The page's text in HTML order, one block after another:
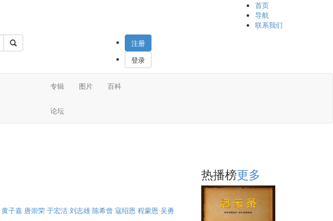
首页
导航
联系我们
注册
登录
专辑 图片 百科
论坛
黄子嘉 唐崇荣 于宏洁 刘志雄 陈希曾 寇绍恩 程蒙恩 吴勇
热播榜更多